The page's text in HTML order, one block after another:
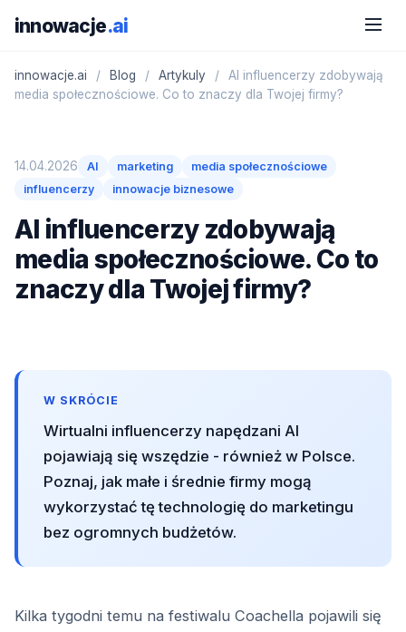
innowacje.ai
innowacje.ai / Blog / Artykuly /
AI influencerzy zdobywają
media społecznościowe. Co to znaczy dla Twojej firmy?
14.04.2026 AI marketing
media społecznościowe
influencerzy
innowacje biznesowe
AI influencerzy zdobywają
media społecznościowe. Co to
znaczy dla Twojej firmy?
W SKRÓCIE
Wirtualni influencerzy napędzani AI
pojawiają się wszędzie - również w Polsce.
Poznaj, jak małe i średnie firmy mogą
wykorzystać tę technologię do marketingu
bez ogromnych budżetów.
Kilka tygodni temu na festiwalu Coachella pojawili się